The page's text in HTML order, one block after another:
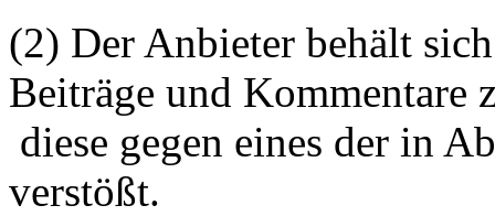
(2) Der Anbieter behält
Beiträge und Kommentare
diese gegen eines der in
verstößt.